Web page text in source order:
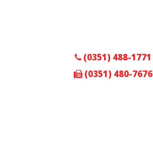
(0351) 488-1771
(0351) 480-7676